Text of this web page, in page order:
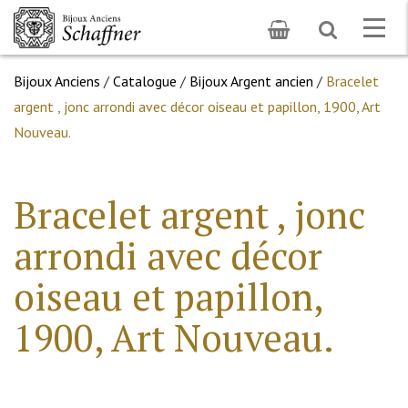
Toggle
search
Bijoux Anciens / Catalogue / Bijoux Argent ancien / Bracelet
argent , jonc arrondi avec décor oiseau et papillon, 1900, Art
Nouveau.
Bracelet argent , jonc
arrondi avec décor
oiseau et papillon,
1900, Art Nouveau.